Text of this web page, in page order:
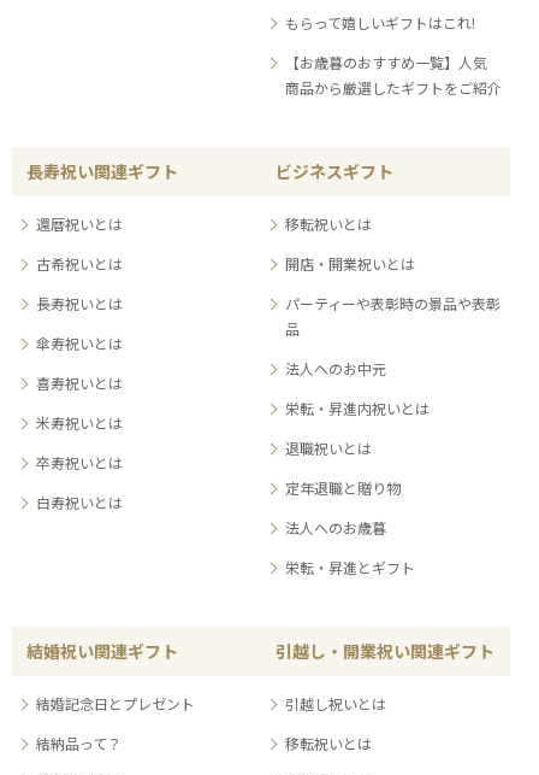
もらって嬉しいギフトはこれ!
【お歳暮のおすすめ一覧】人気
商品から厳選したギフトをご紹介
長寿祝い関連ギフト
還暦祝いとは
古希祝いとは
長寿祝いとは
傘寿祝いとは
喜寿祝いとは
米寿祝いとは
卒寿祝いとは
白寿祝いとは
ビジネスギフト
移転祝いとは
開店・開業祝いとは
パーティーや表彰時の景品や表彰
品
法人へのお中元
栄転・昇進内祝いとは
退職祝いとは
定年退職と贈り物
法人へのお歳暮
栄転・昇進とギフト
結婚祝い関連ギフト
結婚記念日とプレゼント
結納品って？
引越し・開業祝い関連ギフト
引越し祝いとは
移転祝いとは